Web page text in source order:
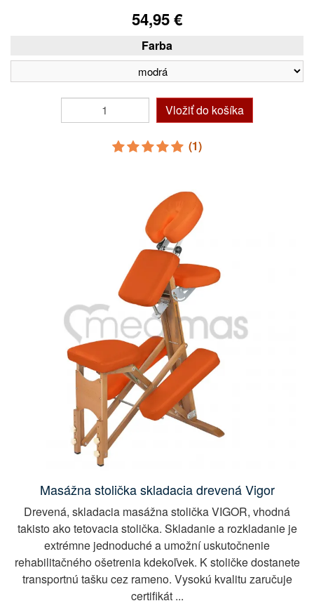
54,95 €
Farba
Vložiť do košíka
(1)
Masážna stolička skladacia drevená Vigor
Drevená, skladacia masážna stolička VIGOR, vhodná
takisto ako tetovacia stolička. Skladanie a rozkladanie je
extrémne jednoduché a umožní uskutočnenie
rehabilitačného ošetrenia kdekoľvek. K stoličke dostanete
transportnú tašku cez rameno. Vysokú kvalitu zaručuje
certifikát ...